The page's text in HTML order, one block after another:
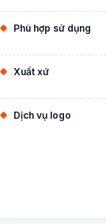
Phù hợp sử dụng
Xuất xứ
Dịch vụ logo